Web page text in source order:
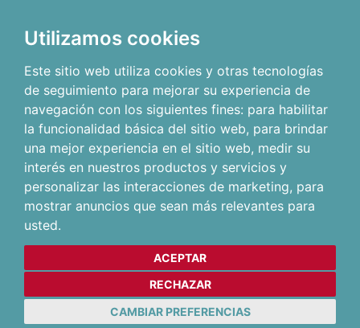
Utilizamos cookies
Este sitio web utiliza cookies y otras tecnologías
de seguimiento para mejorar su experiencia de
navegación con los siguientes fines: para habilitar
la funcionalidad básica del sitio web, para brindar
una mejor experiencia en el sitio web, medir su
interés en nuestros productos y servicios y
personalizar las interacciones de marketing, para
mostrar anuncios que sean más relevantes para
usted.
ACEPTAR
RECHAZAR
CAMBIAR PREFERENCIAS